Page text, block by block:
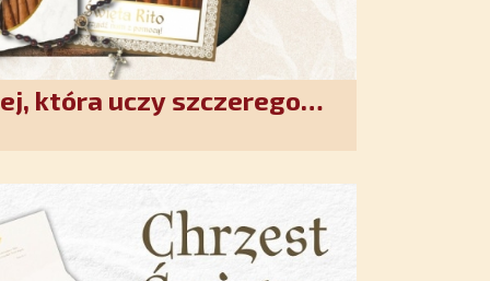
która uczy szczerego